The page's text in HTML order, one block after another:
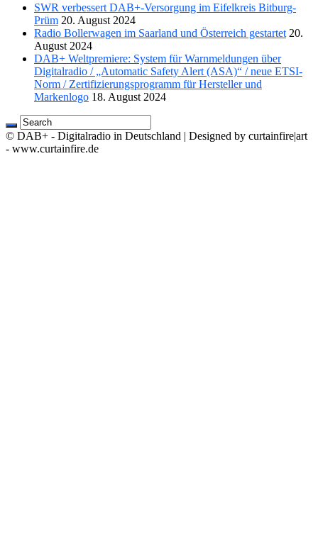
SWR verbessert DAB+-Versorgung im Eifelkreis Bitburg-
Prüm 20. August 2024
Radio Bollerwagen im Saarland und Österreich gestartet 20.
August 2024
DAB+ Weltpremiere: System für Warnmeldungen über
Digitalradio / „Automatic Safety Alert (ASA)“ / neue ETSI-
Norm / Zertifizierungsprogramm für Hersteller und
Markenlogo 18. August 2024
© DAB+ - Digitalradio in Deutschland | Designed by curtainfire|art
- www.curtainfire.de